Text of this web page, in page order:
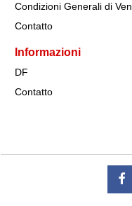
Condizioni Generali di
Contatto
Informazioni
DF
Contatto